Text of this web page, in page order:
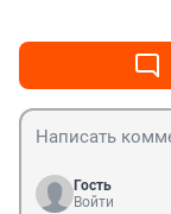
Гость
Войти